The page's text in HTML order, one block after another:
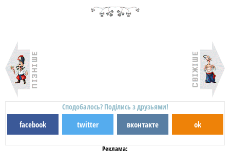
Сподобалось? Поділись з друзьями!
facebook twitter вконтакте ok
Реклама: